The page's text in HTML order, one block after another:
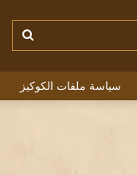
بحث
سياسة ملفات الكوكيز